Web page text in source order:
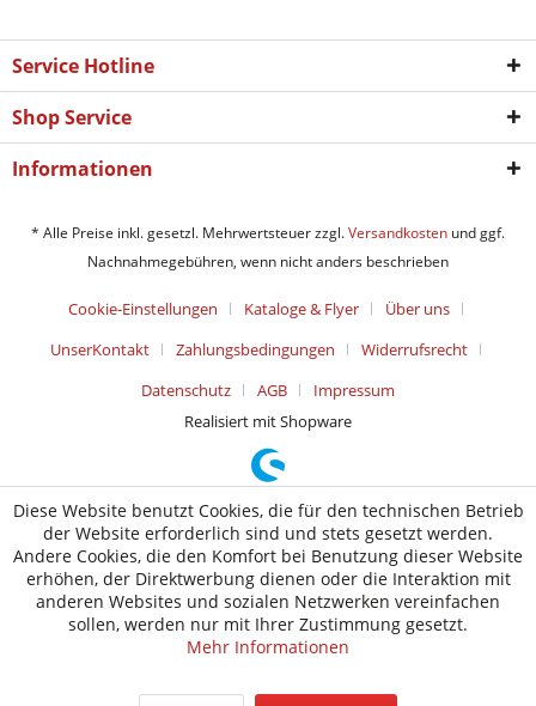
Service Hotline
Shop Service
Informationen
* Alle Preise inkl. gesetzl. Mehrwertsteuer zzgl.Versandkosten und ggf.
Nachnahmegebühren, wenn nicht anders beschrieben
Cookie-Einstellungen Kataloge & Flyer
Über uns
UnserKontakt
Zahlungsbedingungen
Widerrufsrecht
Datenschutz
AGB
Impressum
Realisiert mit Shopware
Diese Website benutzt Cookies, die für den technischen Betrieb
der Website erforderlich sind und stets gesetzt werden.
Andere Cookies, die den Komfort bei Benutzung dieser Website
erhöhen, der Direktwerbung dienen oder die Interaktion mit
anderen Websites und sozialen Netzwerken vereinfachen
sollen, werden nur mit Ihrer Zustimmung gesetzt.
Mehr Informationen